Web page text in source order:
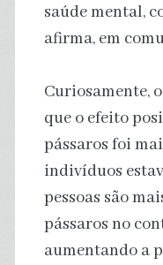
saúde mental,
afirma, em
Curiosamente,
que o efeito
pássaros foi
indivíduos
pessoas são
pássaros no
aumentando a